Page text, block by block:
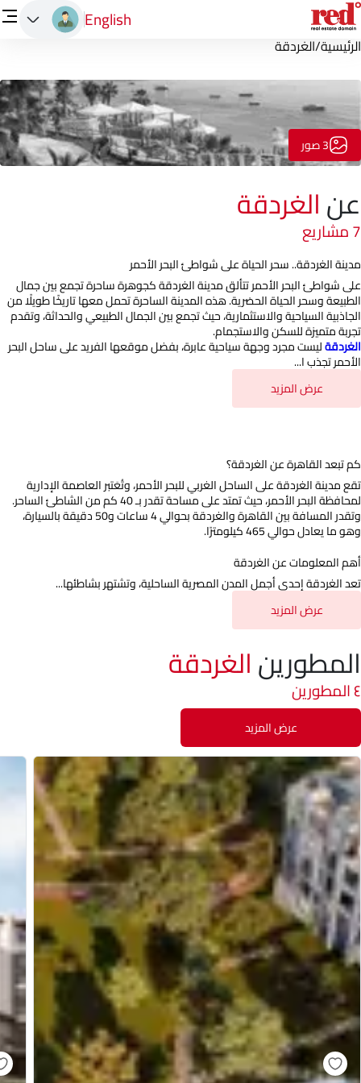
English
الرئيسية/الغردقة
3 صور
عنالغردقة
7 مشاريع
مدينة الغردقة.. سحر الحياة على شواطئ البحر الأحمر
على شواطئ البحر الأحمر تتألق مدينة الغردقة كجوهرة ساحرة تجمع بين جمال
الطبيعة وسحر الحياة الحضرية. هذه المدينة الساحرة تحمل معها تاريخًا طويلًا من
الجاذبية السياحية والاستثمارية، حيث تجمع بين الجمال الطبيعي والحداثة، وتقدم
تجربة متميزة للسكن والاستجمام.
الغردقةليست مجرد وجهة سياحية عابرة، بفضل موقعها الفريد على ساحل البحر
الأحمر تجذب ا...
عرض المزيد
كم تبعد القاهرة عن الغردقة؟
تقع مدينة الغردقة على الساحل الغربي للبحر الأحمر، وتُعَتبر العاصمة الإدارية
لمحافظة البحر الأحمر، حيث تمتد على مساحة تقدر بـ 40 كم من الشاطئ الساحر.
وتقدر المسافة بين القاهرة والغردقة بحوالي 4 ساعات و50 دقيقة بالسيارة،
وهو ما يعادل حوالي 465 كيلومترًا.
أهم المعلومات عن الغردقة
تعد الغردقة إحدى أجمل المدن المصرية الساحلية، وتشتهر بشاطئها...
عرض المزيد
المطورينالغردقة
٤ المطورين
عرض المزيد